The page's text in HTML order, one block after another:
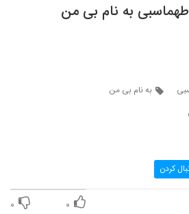
به نام بی من
به نام بی من
کردن
۰ ۰